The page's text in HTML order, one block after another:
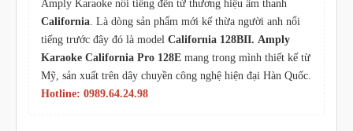
Amply Karaoke nổi tiếng đến từ thương hiệu âm thanh
California. Là dòng sản phẩm mới kế thừa người anh nổi
tiếng trước đây đó là model California 128BII. Amply
Karaoke California Pro 128E mang trong mình thiết kế từ
Mỹ, sản xuất trên dây chuyền công nghệ hiện đại Hàn Quốc.
Hotline: 0989.64.24.98